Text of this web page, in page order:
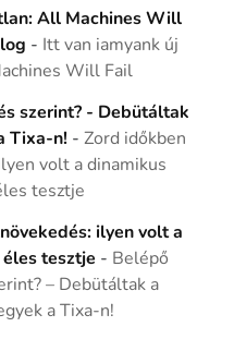
All Machines Will
- Itt van iamyank új
Will Fail
szerint? - Debütáltak
Tixa-n! -Zord időkben
volt a dinamikus
tesztje
ilyen volt a
tesztje - Belépő
– Debütáltak a
a Tixa-n!